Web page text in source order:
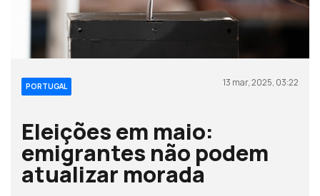
PORTUGAL 13 mar, 2025, 03:22
Eleições em maio:
emigrantes não podem
atualizar morada